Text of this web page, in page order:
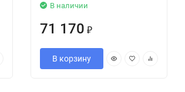
В наличии
71 170 ₽
В корзину